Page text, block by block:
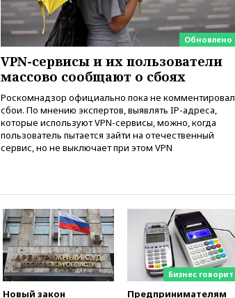
вчера, 15:45Экипаж
пропавшего в Приангарье
самолета Cessna вышел на
связь
вчера, 15:35 Замминистра
обороны РФ Криворучко
перспективных вооружений
вчера, 15:25Замглавы МО РФ
Санчик займется заказами
вооружений и
подпишут соглашения на 270
млн долларов
вчера, 14:54
Путин назначил
генерал-полковника
Солодчука заместителем
министра обороны
вчера, 14:36DPA: НАТО
Обновлено
VPN-сервисы и их пользователи
массово сообщают о сбоях
Роскомнадзор официально пока не комментировал
сбои. По мнению экспертов, выявлять IP-адреса,
которые используют VPN-сервисы, можно, когда
пользователь пытается зайти на отечественный
сервис, но не выключает при этом VPN
Новый закон
Бизнес говорит
Предпринимателям